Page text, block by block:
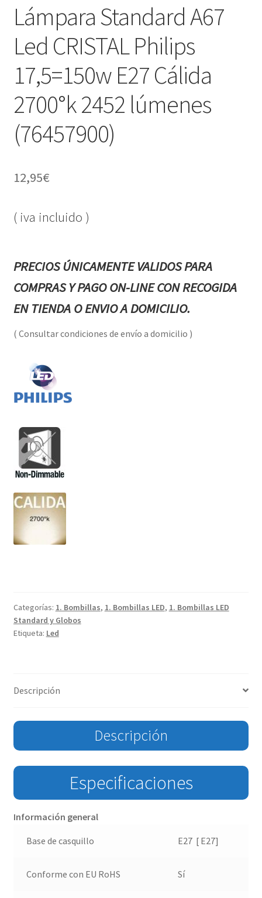
Lámpara Standard A67
Led CRISTAL Philips
17,5=150w E27 Cálida
2700°k 2452 lúmenes
(76457900)
12,95€
( iva incluido )
PRECIOS ÚNICAMENTE VALIDOS PARA
COMPRAS Y PAGO ON-LINE CON RECOGIDA
EN TIENDA O ENVIO A DOMICILIO.
( Consultar condiciones de envío a domicilio )
Categorías: 1. Bombillas, 1. Bombillas LED, 1. Bombillas LED
Standard y Globos
Etiqueta: Led
Descripción
Descripción
Especificaciones
Información general
Base de casquillo E27 [ E27]
Conforme con EU RoHS Sí